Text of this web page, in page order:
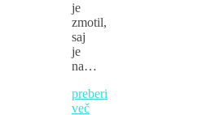
je
zmotil,
saj
je
na…
preberi
več